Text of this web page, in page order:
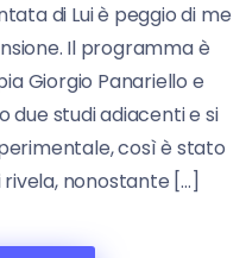
di Lui è peggio di me
Il programma è
Giorgio Panariello e
due studi adiacenti e si
così è stato
nonostante […]